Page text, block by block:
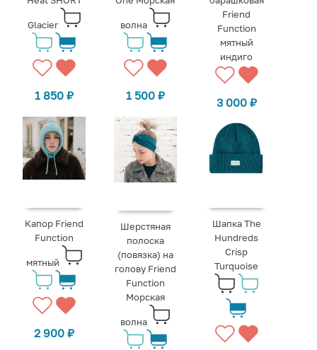
Glacier
1 850₽
волна
1 500 ₽
Friend
Function
мятный
индиго
3 000 ₽
Капор Friend
Function
мятный
2 900₽
Шерстяная
полоска
(повязка) на
голову Friend
Function
Морская
волна
Шапка The
Hundreds
Crisp
Turquoise